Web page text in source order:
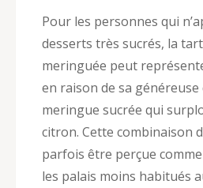
Pour les personnes qui
desserts très sucrés, la
meringuée peut
en raison de sa généreuse
meringue sucrée qui
citron. Cette combinaison
parfois être perçue
les palais moins habitués